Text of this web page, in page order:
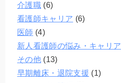
介護職(6)
看護師キャリア (6)
医師 (4)
新人看護師の悩み・キャリア
その他(13)
早期離床・退院支援 (1)